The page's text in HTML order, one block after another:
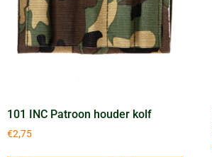
101 INC Patroon houder kolf
€2,75